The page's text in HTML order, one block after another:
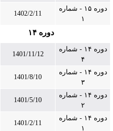
دوره ۱۵ - شماره
1402/2/11
دوره ۱۴
دوره ۱۴ - شماره
1401/11/12
دوره ۱۴ - شماره
1401/8/10
دوره ۱۴ - شماره
1401/5/10
دوره ۱۴ - شماره
1401/2/11